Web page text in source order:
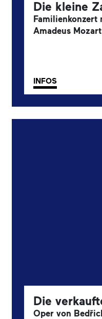
Die kleine
Familienkonzert
Amadeus
INFOS
Die
Oper von